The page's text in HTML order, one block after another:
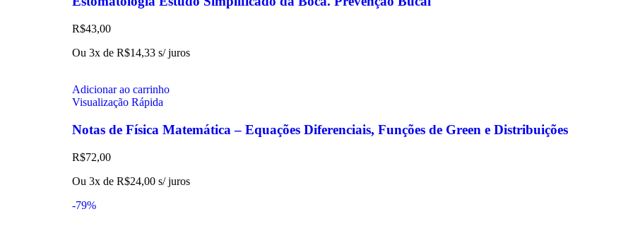
R$43,00
Ou 3x de R$14,33 s/ juros
Adicionar ao carrinho
Visualização Rápida
Notas de Física Matemática – Equações Diferenciais, Funções de Green e Distribuições
R$72,00
Ou 3x de R$24,00 s/ juros
-79%